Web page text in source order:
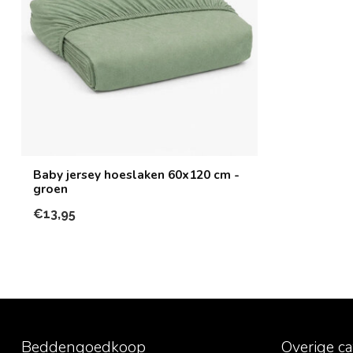
Baby jersey hoeslaken 60x120 cm -
groen
€13,95
Beddengoedkoop Overige